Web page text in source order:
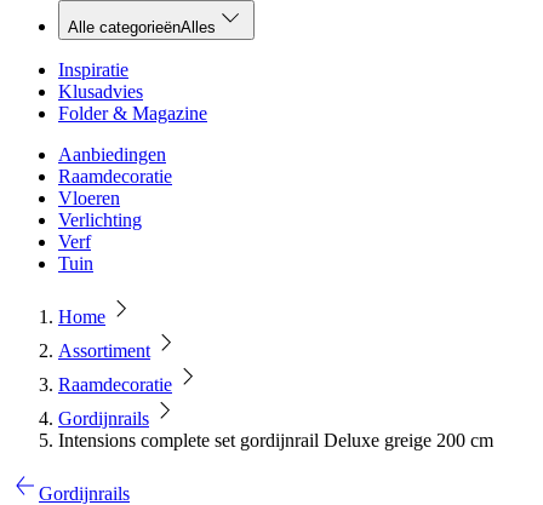
Alle categorieënAlles
Inspiratie
Klusadvies
Folder & Magazine
Aanbiedingen
Raamdecoratie
Vloeren
Verlichting
Verf
Tuin
Home
Assortiment
Raamdecoratie
Gordijnrails
Intensions complete set gordijnrail Deluxe greige 200 cm
Gordijnrails